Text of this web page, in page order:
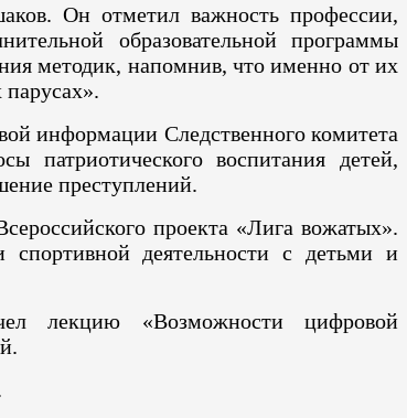
Он отметил важность профессии,
образовательной программы
методик, напомнив, что именно от их
информации Следственного комитета
патриотического воспитания детей,
преступлений.
проекта «Лига вожатых».
спортивной деятельности с детьми и
лекцию «Возможности цифровой